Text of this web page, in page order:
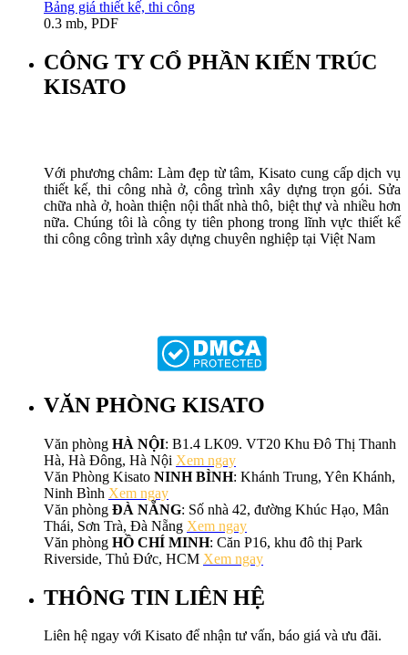
Bảng giá thiết kế, thi công
0.3 mb, PDF
CÔNG TY CỔ PHẦN KIẾN TRÚC
KISATO
Với phương châm: Làm đẹp từ tâm, Kisato cung cấp dịch vụ
thiết kế, thi công nhà ở, công trình xây dựng trọn gói. Sửa
chữa nhà ở, hoàn thiện nội thất nhà thô, biệt thự và nhiều hơn
nữa. Chúng tôi là công ty tiên phong trong lĩnh vực thiết kế
thi công công trình xây dựng chuyên nghiệp tại Việt Nam
VĂN PHÒNG KISATO
Văn phòng HÀ NỘI: B1.4 LK09. VT20 Khu Đô Thị Thanh
Hà, Hà Đông, Hà Nội Xem ngay
Văn Phòng Kisato NINH BÌNH: Khánh Trung, Yên Khánh,
Ninh Bình Xem ngay
Văn phòng ĐÀ NẴNG: Số nhà 42, đường Khúc Hạo, Mân
Thái, Sơn Trà, Đà Nẵng Xem ngay
Văn phòng HỒ CHÍ MINH: Căn P16, khu đô thị Park
Riverside, Thủ Đức, HCM Xem ngay
THÔNG TIN LIÊN HỆ
Liên hệ ngay với Kisato để nhận tư vấn, báo giá và ưu đãi.